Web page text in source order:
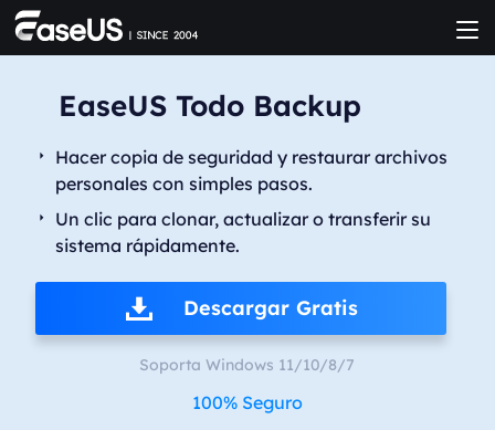
EaseUS Todo Backup
Hacer copia de seguridad y restaurar archivos
personales con simples pasos.
Un clic para clonar, actualizar o transferir su
sistema rápidamente.
Descargar Gratis
Soporta Windows 11/10/8/7
100% Seguro